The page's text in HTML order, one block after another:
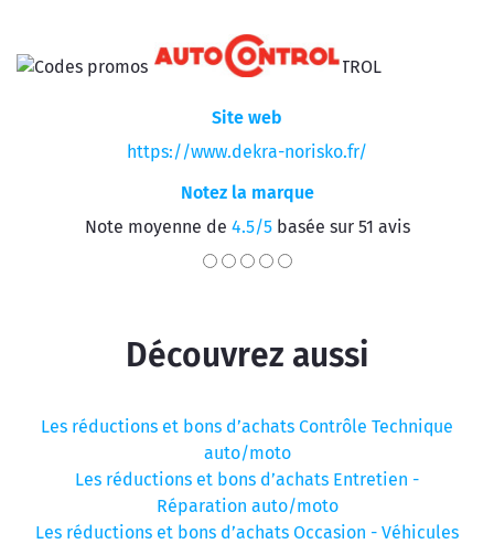
Site web
https://www.dekra-norisko.fr/
Notez la marque
Note moyenne de 4.5/5basée sur 51 avis
Découvrez aussi
Les réductions et bons d’achats Contrôle Technique
auto/moto
Les réductions et bons d’achats Entretien -
Réparation auto/moto
Les réductions et bons d’achats Occasion - Véhicules